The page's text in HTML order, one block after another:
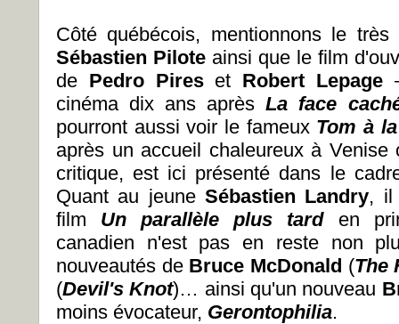
Côté québécois, mentionnons le
Sébastien Pilote ainsi que le film
de Pedro Pires et Robert Lepage
cinéma dix ans aprèsLa face
pourront aussi voir le fameux Tom à
après un accueil chaleureux à
critique, est ici présenté dans le
Quant au jeune Sébastien Landry, il
film Un parallèle plus tard en
canadien n'est pas en reste non
nouveautés de Bruce McDonald (The
(Devil's Knot)… ainsi qu'un nouveau
moins évocateur, Gerontophilia.